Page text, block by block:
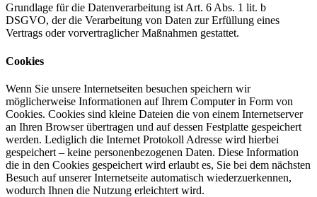
Grundlage für die Datenverarbeitung ist Art. 6 Abs. 1 lit. b
DSGVO, der die Verarbeitung von Daten zur Erfüllung eines
Vertrags oder vorvertraglicher Maßnahmen gestattet.
Cookies
Wenn Sie unsere Internetseiten besuchen speichern wir
möglicherweise Informationen auf Ihrem Computer in Form von
Cookies. Cookies sind kleine Dateien die von einem Internetserver
an Ihren Browser übertragen und auf dessen Festplatte gespeichert
werden. Lediglich die Internet Protokoll Adresse wird hierbei
gespeichert – keine personenbezogenen Daten. Diese Information
die in den Cookies gespeichert wird erlaubt es, Sie bei dem nächsten
Besuch auf unserer Internetseite automatisch wiederzuerkennen,
wodurch Ihnen die Nutzung erleichtert wird.